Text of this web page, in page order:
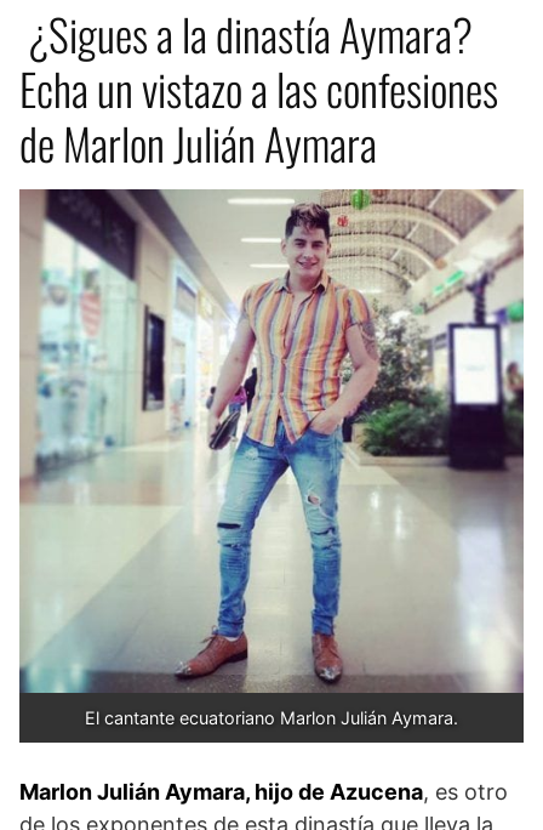
¿Sigues a la dinastía Aymara?
Echa un vistazo a las confesiones
de Marlon Julián Aymara
El cantante ecuatoriano Marlon Julián Aymara.
Marlon Julián Aymara, hijo de Azucena, es otro
de los exponentes de esta dinastía que lleva la